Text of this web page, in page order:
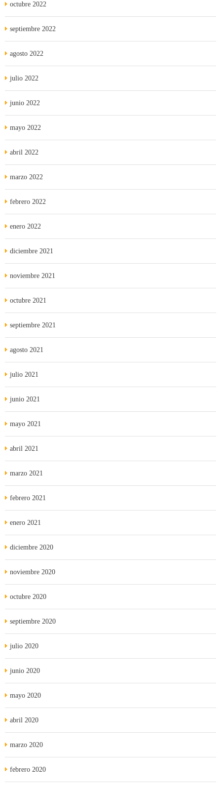
octubre 2022
septiembre 2022
agosto 2022
julio 2022
junio 2022
mayo 2022
abril 2022
marzo 2022
febrero 2022
enero 2022
diciembre 2021
noviembre 2021
octubre 2021
septiembre 2021
agosto 2021
julio 2021
junio 2021
mayo 2021
abril 2021
marzo 2021
febrero 2021
enero 2021
diciembre 2020
noviembre 2020
octubre 2020
septiembre 2020
julio 2020
junio 2020
mayo 2020
abril 2020
marzo 2020
febrero 2020